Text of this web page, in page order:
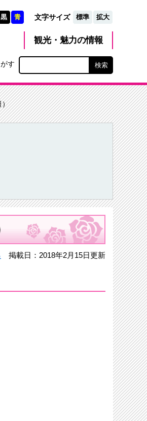
黒 青 文字サイズ 標準 拡大
観光・魅力の情報
す
）
掲載日：2018年2月15日更新